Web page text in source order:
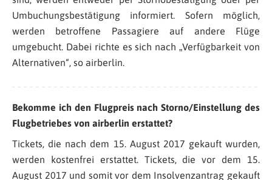
Umbuchungsbestätigung informiert. Sofern möglich,
werden betroffene Passagiere auf andere Flüge
umgebucht. Dabei richte es sich nach „Verfügbarkeit von
Alternativen“, so airberlin.
Bekomme ich den Flugpreis nach Storno/Einstellung des
Flugbetriebes von airberlin erstattet?
Tickets, die nach dem 15. August 2017 gekauft wurden,
werden kostenfrei erstattet. Tickets, die vor dem 15.
August 2017 und somit vor dem Insolvenzantrag gekauft